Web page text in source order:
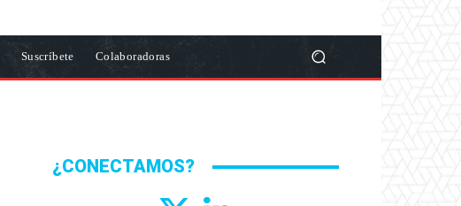
Suscríbete Colaboradoras
¿CONECTAMOS?